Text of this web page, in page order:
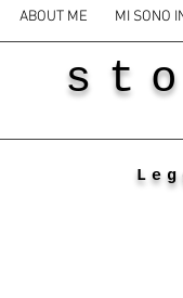
ABOUT ME MI SONO